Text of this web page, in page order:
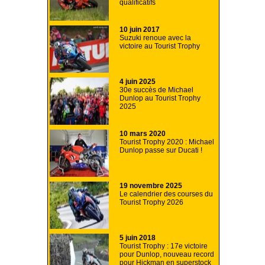
qualificatifs
10 juin 2017
Suzuki renoue avec la
victoire au Tourist Trophy
4 juin 2025
30e succès de Michael
Dunlop au Tourist Trophy
2025
10 mars 2020
Tourist Trophy 2020 : Michael
Dunlop passe sur Ducati !
19 novembre 2025
Le calendrier des courses du
Tourist Trophy 2026
5 juin 2018
Tourist Trophy : 17e victoire
pour Dunlop, nouveau record
pour Hickman en superstock